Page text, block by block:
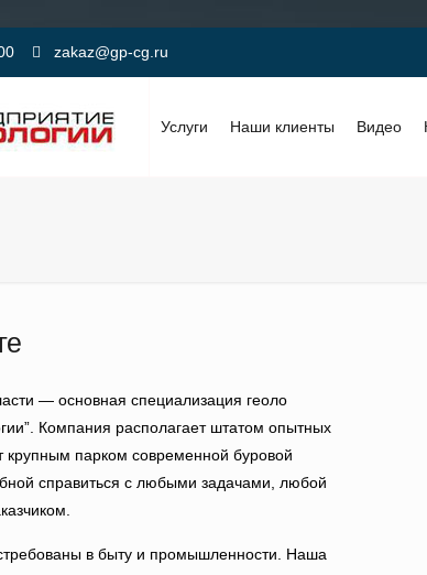
zakaz@gp-cg.ru
Услуги Наши клиенты Видео
— основная специализация геоло
Компания располагает штатом опытных
крупным парком современной буровой
справиться с любыми задачами, любой
в быту и промышленности. Наша